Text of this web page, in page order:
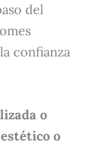
del
confianza
o
o